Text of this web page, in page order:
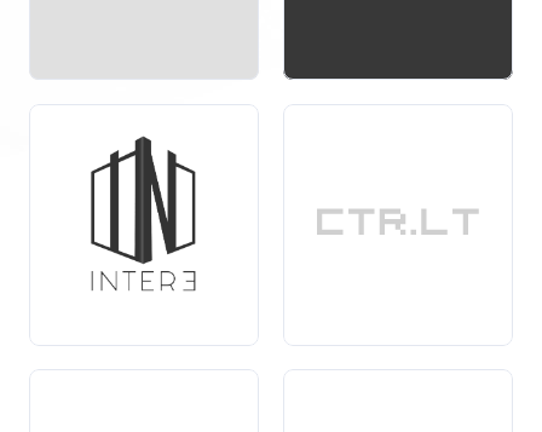
ilgaamžiškumą ir lengvą priežiūrą. Be to, šiuolaikinės
technologijos leidžia kurti
nuotraukas, kurios atrodys puikiai bet kuriame
apšvietime.
būdas išreikšti savo asmenybę. Jie gali suteikti šiltą ir
malonų jausmą bet kuriai erdvei, ar tai būtų svetainė,